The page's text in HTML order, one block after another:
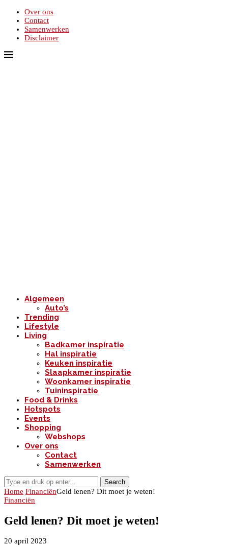
Over ons
Contact
Samenwerken
Disclaimer
Algemeen
Auto’s
Trending
Lifestyle
Living
Badkamer inspiratie
Hal inspiratie
Keuken inspiratie
Slaapkamer inspiratie
Woonkamer inspiratie
Tuininspiratie
Food & Drinks
Hotspots
Events
Shopping
Webshops
Over ons
Contact
Samenwerken
Search
Home FinanciënGeld lenen? Dit moet je weten!
Financiën
Geld lenen? Dit moet je weten!
20 april 2023